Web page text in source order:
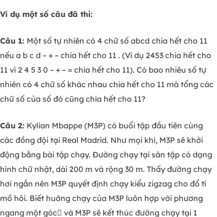
Ví dụ một số câu đã thi:
Câu 1: Một số tự nhiên có 4 chữ số abcd chia hết cho 11
nếu a b c d – + – chia hết cho 11 . (Ví dụ 2453 chia hết cho
11 vì 2 4 5 3 0 – + – = chia hết cho 11). Có bao nhiêu số tự
nhiên có 4 chữ số khác nhau chia hết cho 11 mà tổng các
chữ số của số đó cũng chia hết cho 11?
Câu 2: Kylian Mbappe (M3P) có buổi tập đầu tiên cùng
các đồng đội tại Real Madrid. Như mọi khi, M3P sẽ khởi
động bằng bài tập chạy. Đường chạy tại sân tập có dạng
hình chữ nhật, dài 200 m và rộng 30 m. Thấy đường chạy
hơi ngắn nên M3P quyết định chạy kiểu zigzag cho đổ tí
mồ hôi. Biết huớng chạy của M3P luôn hợp với phương
ngang một góc và M3P sẽ kết thúc đường chạy tại 1